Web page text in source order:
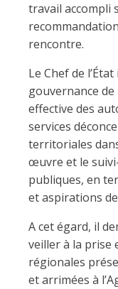
travail accompli
rencontre.
Le Chef de
gouvernance de
effective des
services
territoriales
œuvre et le
publiques, en
et aspirations
A cet égard, il
veiller à la prise
régionales
et arrimées à